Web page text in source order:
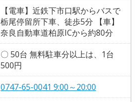
【電車】近鉄下市口駅からバスで
栃尾停留所下車、徒歩5分 【車】
奈良自動車道柏原ICから約80分
〇 50台 無料駐車分以上は、1台
500円
0747-65-0041 9:00～20:00